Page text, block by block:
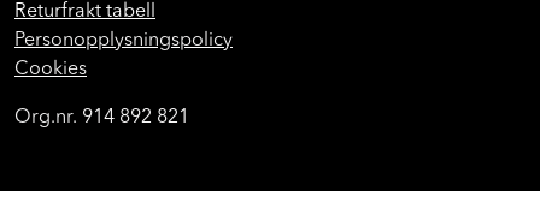
Returfrakt tabell
Personopplysningspolicy
Cookies
Org.nr. 914 892 821